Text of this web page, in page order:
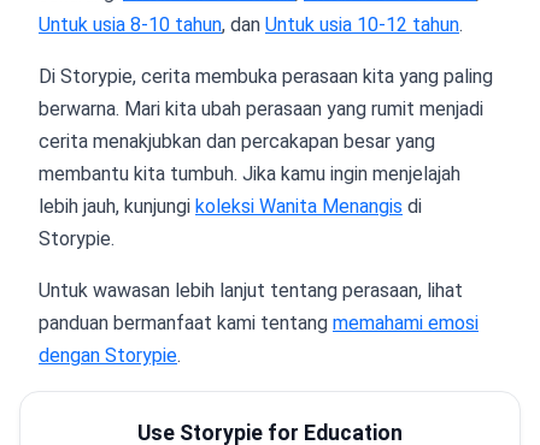
Untuk usia 8-10 tahun, dan Untuk usia 10-12 tahun.
Di Storypie, cerita membuka perasaan kita yang paling
berwarna. Mari kita ubah perasaan yang rumit menjadi
cerita menakjubkan dan percakapan besar yang
membantu kita tumbuh. Jika kamu ingin menjelajah
lebih jauh, kunjungi koleksi Wanita Menangis di
Storypie.
Untuk wawasan lebih lanjut tentang perasaan, lihat
panduan bermanfaat kami tentang memahami emosi
dengan Storypie.
Use Storypie for Education